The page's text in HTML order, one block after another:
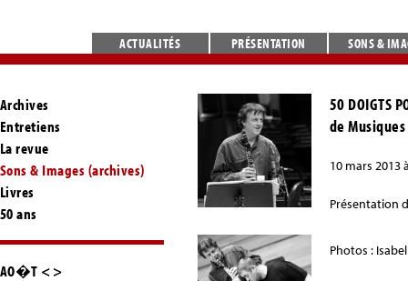
ACTUALITÉS PRÉSENTATION SONS &
Archives
Entretiens
La revue
Sons & Images (archives)
Livres
50 ans
AO�T <>
50 DOIGTS
de
10 mars 2013
Présentation
Photos :